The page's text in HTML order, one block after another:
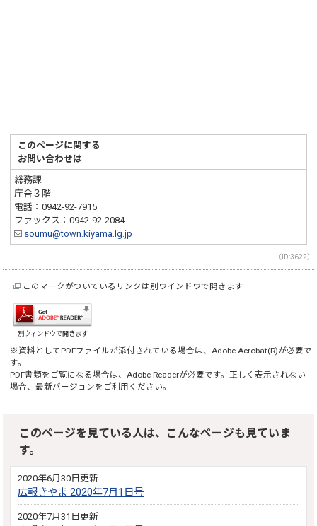
このページに関する
お問い合わせは
総務課
庁舎３階
電話：0942-92-7915
ファックス：0942-92-2084
soumu@town.kiyama.lg.jp
（ID:3622）
このマークがついているリンクは別ウインドウで開きます
別ウィンドウで開きます
※資料としてPDFファイルが添付されている場合は、Adobe Acrobat(R)が必要で
す。
PDF書類をご覧になる場合は、Adobe Readerが必要です。正しく表示されない
場合、最新バージョンをご利用ください。
このページを見ている人は、こんなページも見ていま
す。
2020年6月30日更新
広報きやま 2020年7月1日号
2020年7月31日更新